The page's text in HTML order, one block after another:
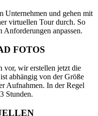
Unternehmen und gehen mit
virtuellen Tour durch. So
anpassen.
FOTOS
vor, wir erstellen jetzt die
abhängig von der Größe
Aufnahmen. In der Regel
Stunden.